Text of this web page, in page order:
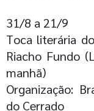
31/8 a 21/9
Toca literária
Riacho Fundo
manhã)
Organização:
do Cerrado